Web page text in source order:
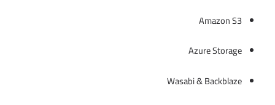
Amazon S3
Azure Storage
Wasabi & Backblaze